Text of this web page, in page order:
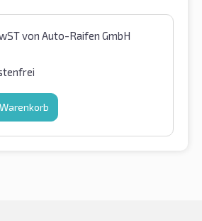
von Auto-Raifen GmbH
Warenkorb